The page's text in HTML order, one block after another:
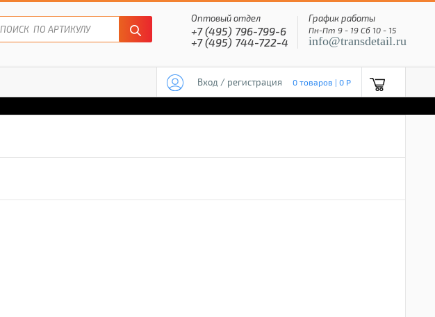
Оптовый отдел
+7 (495) 796-799-6
+7 (495) 744-722-4
График работы
Пн-Пт 9 - 19 Сб 10 - 15
info@transdetail.ru
Вход / регистрация 0 товаров | 0 P